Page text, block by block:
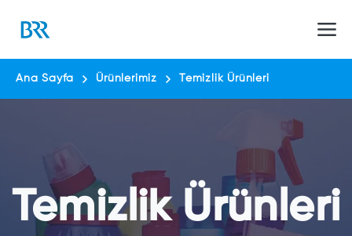
Ana Sayfa Ürünlerimiz Temizlik Ürünleri
Temizlik Ürünleri